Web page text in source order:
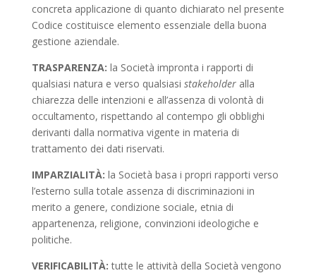
concreta applicazione di quanto dichiarato nel presente
Codice costituisce elemento essenziale della buona
gestione aziendale.
TRASPARENZA: la Società impronta i rapporti di
qualsiasi natura e verso qualsiasi stakeholderalla
chiarezza delle intenzioni e all’assenza di volontà di
occultamento, rispettando al contempo gli obblighi
derivanti dalla normativa vigente in materia di
trattamento dei dati riservati.
IMPARZIALITÀ: la Società basa i propri rapporti verso
l’esterno sulla totale assenza di discriminazioni in
merito a genere, condizione sociale, etnia di
appartenenza, religione, convinzioni ideologiche e
politiche.
VERIFICABILITÀ: tutte le attività della Società vengono